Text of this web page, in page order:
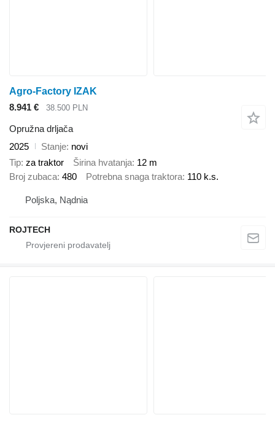
Agro-Factory IZAK
8.941 €
38.500 PLN
Opružna drljača
2025
Stanje novi
Tip za traktor Širina hvatanja 12 m
Broj zubaca 480 Potrebna snaga traktora 110 k.s.
Poljska, Nądnia
ROJTECH